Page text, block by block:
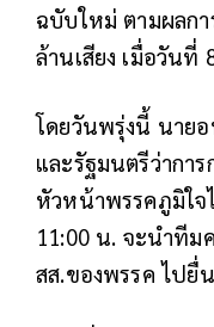
ฉบับใหม่ ตามผลก
ล้านเสียง เมื่อวันที่
โดยวันพรุ่งนี้ นาย
และรัฐมนตรีว่ากา
หัวหน้าพรรคภูมิใจ
11:00 น. จะนำทีม
สส.ของพรรค ไปยื่